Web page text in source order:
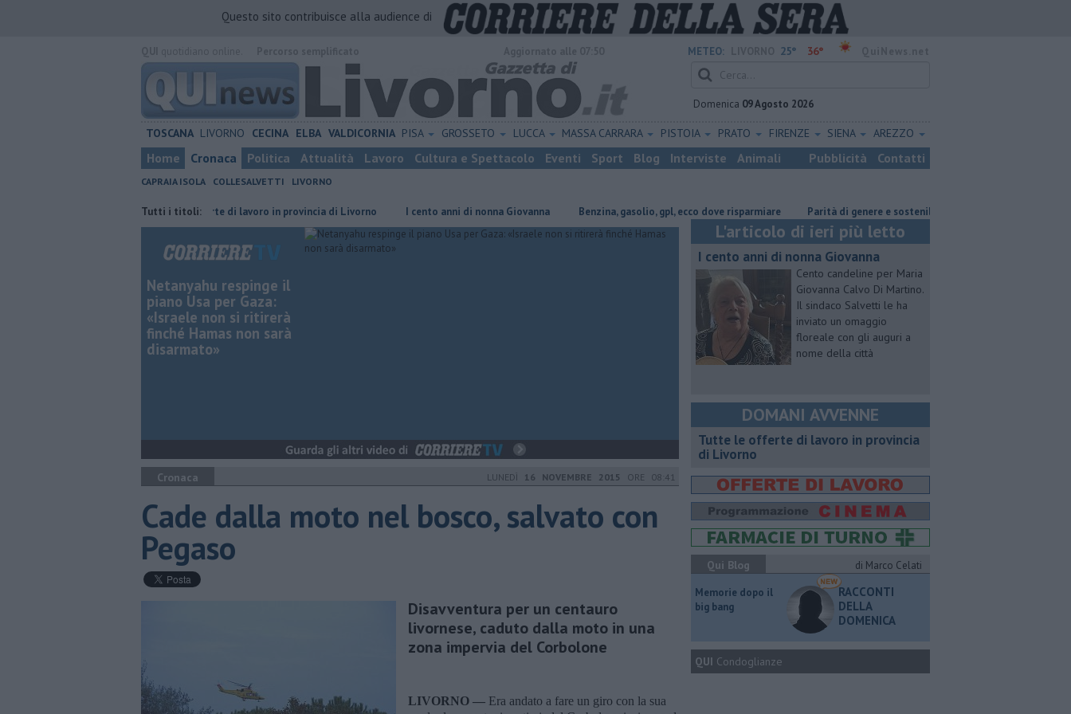
Questo sito contribuisce alla audience di
METEO: 25° 36°
Domenica 09 Agosto 2026
TOSCANA LIVORNO CECINA ELBA VALDICORNIA PISA GROSSETO LUCCA MASSA CARRARA PISTOIA PRATO FIRENZE SIENA AREZZO
Home Cronaca Politica Attualità Lavoro Cultura e Spettacolo Eventi Sport Blog Interviste Animali Pubblicità Contatti
CAPRAIA ISOLA COLLESALVETTI LIVORNO
Tutti i titoli:
​Tutte le offerte di lavoro in provincia di Livorno I cento anni di nonna Giovanna ​Benzina, gasolio, gpl, ecco dove risparmiare Parità di genere e sostenibilità, premi prorogati
Netanyahu respinge il
piano Usa per Gaza:
«Israele non si ritirerà
finché Hamas non sarà
disarmato»
Cronaca LUNEDÌ 16 NOVEMBRE 2015 ORE 08:41
Cade dalla moto nel bosco, salvato con
Pegaso
Disavventura per un centauro
livornese, caduto dalla moto in una
zona impervia del Corbolone
LIVORNO — Era andato a fare un giro con la sua
L'articolo di ieri più letto
I cento anni di nonna Giovanna
Cento candeline per Maria
Giovanna Calvo Di Martino.
Il sindaco Salvetti le ha
inviato un omaggio
floreale con gli auguri a
nome della città
DOMANI AVVENNE
​Tutte le offerte di lavoro in provincia
di Livorno
Qui Blog
di Marco Celati
Memorie dopo il
big bang
RACCONTI
DELLA
DOMENICA
QUI Condoglianze